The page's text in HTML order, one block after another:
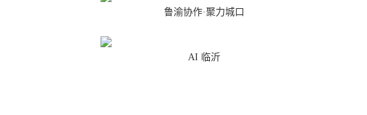
鲁渝协作·聚力城口
AI 临沂